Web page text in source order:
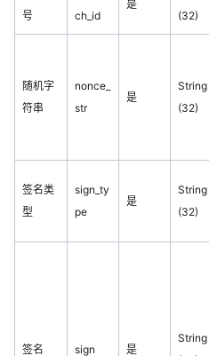
号
ch_id
是
(32)
随机字
符串
nonce_
str
是
String
(32)
签名类
型
sign_ty
pe
是
String
(32)
签名 sign 是
String